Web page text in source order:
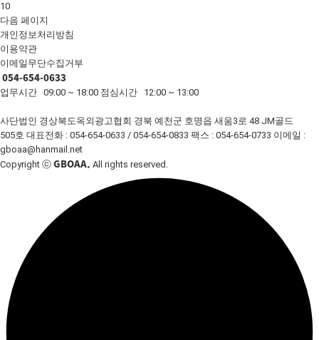
10
다음 페이지
개인정보처리방침
이용약관
이메일무단수집거부
054-654-0633
업무시간 09:00 ~ 18:00 점심시간 12:00 ~ 13:00
사단법인 경상북도옥외광고협회 경북 예천군 호명읍 새움3로 48 JM골드
505호 대표전화 : 054-654-0633 / 054-654-0833 팩스 : 054-654-0733 이메일 :
gboaa@hanmail.net
Copyright ⓒ GBOAA. All rights reserved.